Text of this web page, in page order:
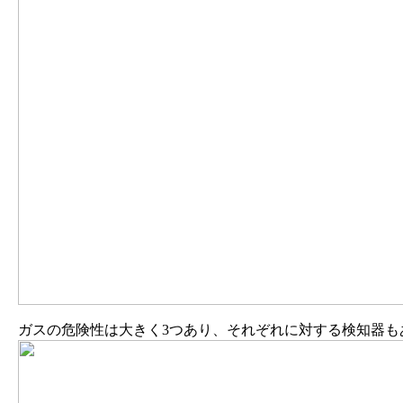
ガスの危険性は大きく3つあり、それぞれに対する検知器も